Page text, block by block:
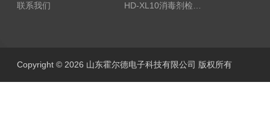
联系我们
Copyright © 2026 山东霍尔德电子科技有限公司 版权所有